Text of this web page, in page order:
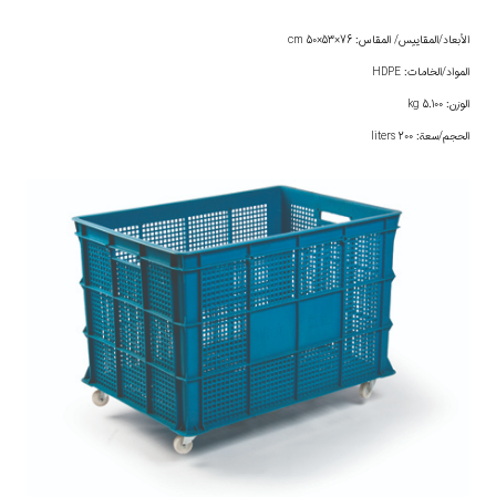
الأبعاد/المقاييس/ المقاس: 76×53×50 cm
المواد/الخامات: HDPE
الوزن: 5.100 kg
الحجم/سعة: 200 liters